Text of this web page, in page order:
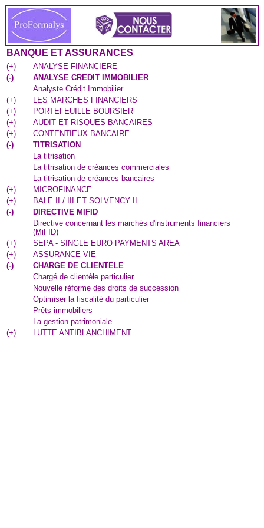
BANQUE ET ASSURANCES
(+)
ANALYSE FINANCIERE
(-)
ANALYSE CREDIT IMMOBILIER
Analyste Crédit Immobilier
(+)
LES MARCHES FINANCIERS
(+)
PORTEFEUILLE BOURSIER
(+)
AUDIT ET RISQUES BANCAIRES
(+)
CONTENTIEUX BANCAIRE
(-)
TITRISATION
La titrisation
La titrisation de créances commerciales
La titrisation de créances bancaires
(+)
MICROFINANCE
(+)
BALE II / III ET SOLVENCY II
(-)
DIRECTIVE MIFID
Directive concernant les marchés d'instruments financiers
(MiFID)
(+)
SEPA - SINGLE EURO PAYMENTS AREA
(+)
ASSURANCE VIE
(-)
CHARGE DE CLIENTELE
Chargé de clientèle particulier
Nouvelle réforme des droits de succession
Optimiser la fiscalité du particulier
Prêts immobiliers
La gestion patrimoniale
(+) LUTTE ANTIBLANCHIMENT